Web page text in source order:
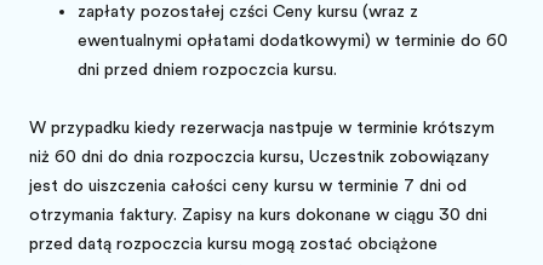
zapłaty pozostałej części Ceny kursu (wraz z
ewentualnymi opłatami dodatkowymi) w terminie do 60
dni przed dniem rozpoczęcia kursu.
W przypadku kiedy rezerwacja następuje w terminie krótszym
niż 60 dni do dnia rozpoczęcia kursu, Uczestnik zobowiązany
jest do uiszczenia całości ceny kursu w terminie 7 dni od
otrzymania faktury. Zapisy na kurs dokonane w ciągu 30 dni
przed datą rozpoczęcia kursu mogą zostać obciążone